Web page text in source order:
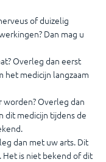
of duizelig
Dan mag u
Overleg dan eerst
het medicijn langzaam
Overleg dan
dit medicijn tijdens de
dan met uw arts. Dit
is niet bekend of dit